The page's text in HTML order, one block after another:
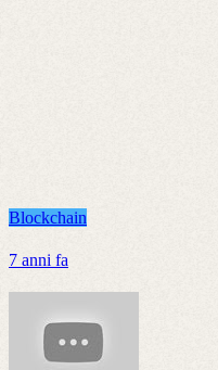
Blockchain
7 anni fa